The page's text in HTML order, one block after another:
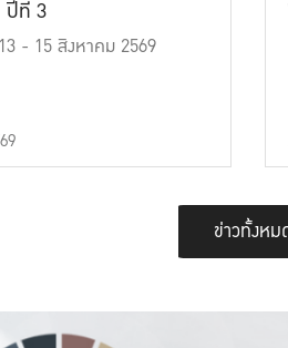
ที่ 3
- 15 สิงหาคม 2569
ข่าวทั้งหม